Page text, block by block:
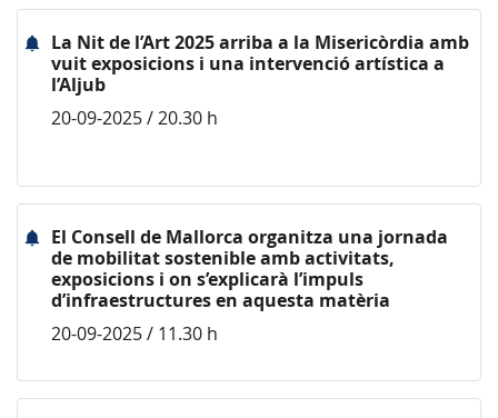
La Nit de l’Art 2025 arriba a la Misericòrdia amb
vuit exposicions i una intervenció artística a
l’Aljub
20-09-2025 / 20.30 h
El Consell de Mallorca organitza una jornada
de mobilitat sostenible amb activitats,
exposicions i on s’explicarà l’impuls
d’infraestructures en aquesta matèria
20-09-2025 / 11.30 h